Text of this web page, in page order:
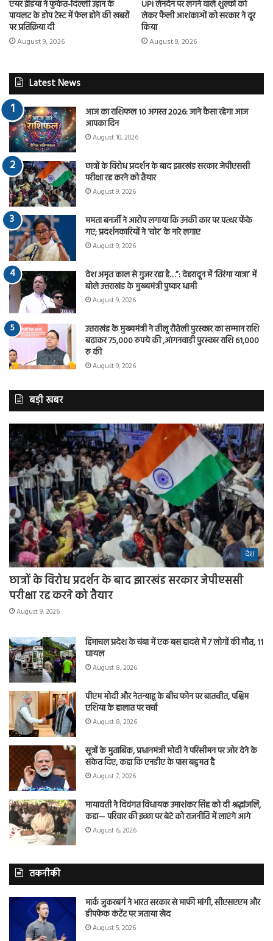
एयर इंडिया ने फुकेत-दिल्ली उड़ान के
पायलट के डोप टेस्ट में फेल होने की खबरों
पर प्रतिक्रिया दी
August 9, 2026
UPI लेनदेन पर लगने वाले शुल्कों को
लेकर फैली आशंकाओं को सरकार ने दूर
किया
August 9, 2026
Latest News
आज का राशिफल 10 अगस्त 2026: जाने कैसा रहेगा आज
आपका दिन
August 10, 2026
छात्रों के विरोध प्रदर्शन के बाद झारखंड सरकार जेपीएससी
परीक्षा रद्द करने को तैयार
August 9, 2026
ममता बनर्जी ने आरोप लगाया कि उनकी कार पर पत्थर फेंके
गए; प्रदर्शनकारियों ने ‘चोर’ के नारे लगाए
August 9, 2026
देश अमृत काल से गुजर रहा है…”: देहरादून में ‘तिरंगा यात्रा’ में
बोले उत्तराखंड के मुख्यमंत्री पुष्कर धामी
August 9, 2026
उत्तराखंड के मुख्यमंत्री ने तीलू रौतेली पुरस्कार का सम्मान राशि
बढ़ाकर 75,000 रुपये की ,आंगनवाड़ी पुरस्कार राशि 61,000
रु की
August 9, 2026
बड़ी खबर
देश
छात्रों के विरोध प्रदर्शन के बाद झारखंड सरकार जेपीएससी
परीक्षा रद्द करने को तैयार
August 9, 2026
हिमाचल प्रदेश के चंबा में एक बस हादसे में 7 लोगों की मौत, 11
घायल
August 8, 2026
पीएम मोदी और नेतन्याहू के बीच फोन पर बातचीत, पश्चिम
एशिया के हालात पर चर्चा
August 8, 2026
सूत्रों के मुताबिक, प्रधानमंत्री मोदी ने परिसीमन पर जोर देने के
संकेत दिए, कहा कि एनडीए के पास बहुमत है
August 7, 2026
मायावती ने दिवंगत विधायक उमाशंकर सिंह को दी श्रद्धांजलि,
कहा— परिवार की इच्छा पर बेटे को राजनीति में लाएंगे आगे
August 6, 2026
तकनीकी
मार्क जुकरबर्ग ने भारत सरकार से माफी मांगी, सीएसएएम और
डीपफेक कंटेंट पर जताया खेद
August 5, 2026